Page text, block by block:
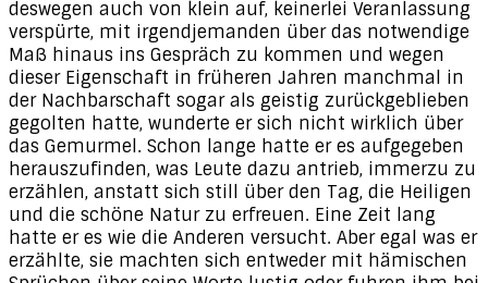
deswegen auch von klein auf, keinerlei Veranlassung
verspürte, mit irgendjemanden über das notwendige
Maß hinaus ins Gespräch zu kommen und wegen
dieser Eigenschaft in früheren Jahren manchmal in
der Nachbarschaft sogar als geistig zurückgeblieben
gegolten hatte, wunderte er sich nicht wirklich über
das Gemurmel. Schon lange hatte er es aufgegeben
herauszufinden, was Leute dazu antrieb, immerzu zu
erzählen, anstatt sich still über den Tag, die Heiligen
und die schöne Natur zu erfreuen. Eine Zeit lang
hatte er es wie die Anderen versucht. Aber egal was er
erzählte, sie machten sich entweder mit hämischen